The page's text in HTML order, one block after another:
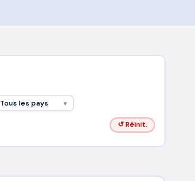
Tous les pays ▾
↺ Réinit.